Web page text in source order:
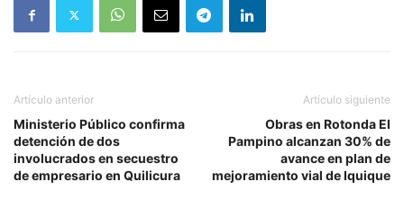
Artículo anterior
Ministerio Público confirma
detención de dos
involucrados en secuestro
de empresario en Quilicura
Artículo siguiente
Obras en Rotonda El
Pampino alcanzan 30% de
avance en plan de
mejoramiento vial de Iquique